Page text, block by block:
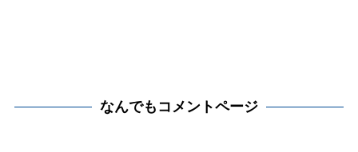
なんでもコメントページ